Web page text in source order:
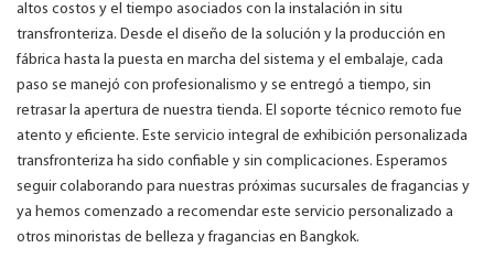
altos costos y el tiempo asociados con la instalación in situ
transfronteriza. Desde el diseño de la solución y la producción en
fábrica hasta la puesta en marcha del sistema y el embalaje, cada
paso se manejó con profesionalismo y se entregó a tiempo, sin
retrasar la apertura de nuestra tienda. El soporte técnico remoto fue
atento y eficiente. Este servicio integral de exhibición personalizada
transfronteriza ha sido confiable y sin complicaciones. Esperamos
seguir colaborando para nuestras próximas sucursales de fragancias y
ya hemos comenzado a recomendar este servicio personalizado a
otros minoristas de belleza y fragancias en Bangkok.